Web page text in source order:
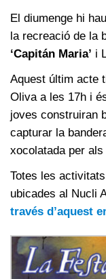
El diumenge hi
la recreació de la
‘Capitán Maria’ i
Aquest últim acte
Oliva a les 17h i
joves construiran
capturar la
xocolatada per
Totes les
ubicades al Nucli
través d’aquest